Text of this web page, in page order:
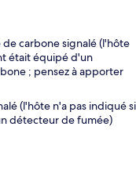
carbone signalé (l'hôte
était équipé d'un
; pensez à apporter
(l'hôte n'a pas indiqué si
détecteur de fumée)